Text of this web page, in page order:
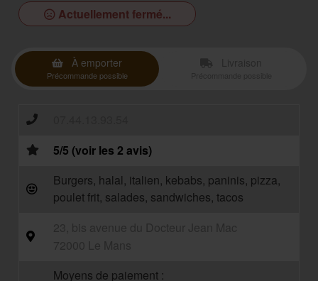
Actuellement fermé...
À emporter
Précommande possible
5/5 (voir les 2 avis)
Burgers, halal, italien, kebabs, paninis, pizza,
poulet frit, salades, sandwiches, tacos
Moyens de paiement :